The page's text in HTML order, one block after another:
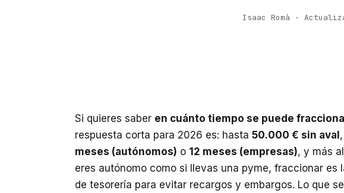
Isaac Romà ·
Si quieres saber en cuánto tiempo se puede
respuesta corta para 2026 es: hasta 50.000 € sin aval
meses (autónomos) o 12 meses (empresas), y más
eres autónomo como si llevas una pyme, fraccionar es
de tesorería para evitar recargos y embargos. Lo que